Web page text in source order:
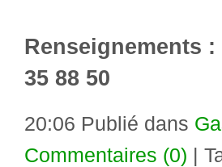
Renseignements
35 88 50
20:06 Publié dans
Commentaires (0) |